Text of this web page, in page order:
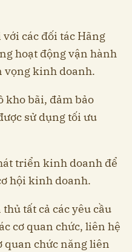
các đối tác Hãng
hoạt động vận hành
vọng kinh doanh.
kho bãi, đảm bảo
sử dụng tối ưu
triển kinh doanh để
hội kinh doanh.
tất cả các yêu cầu
cơ quan chức, liên hệ
quan chức năng liên